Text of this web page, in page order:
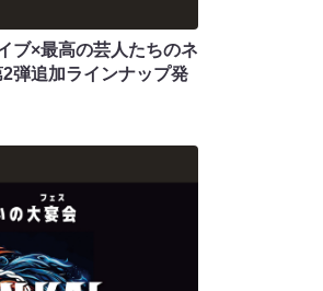
ブ×最高の芸人たちのネ
弾追加ラインナップ発